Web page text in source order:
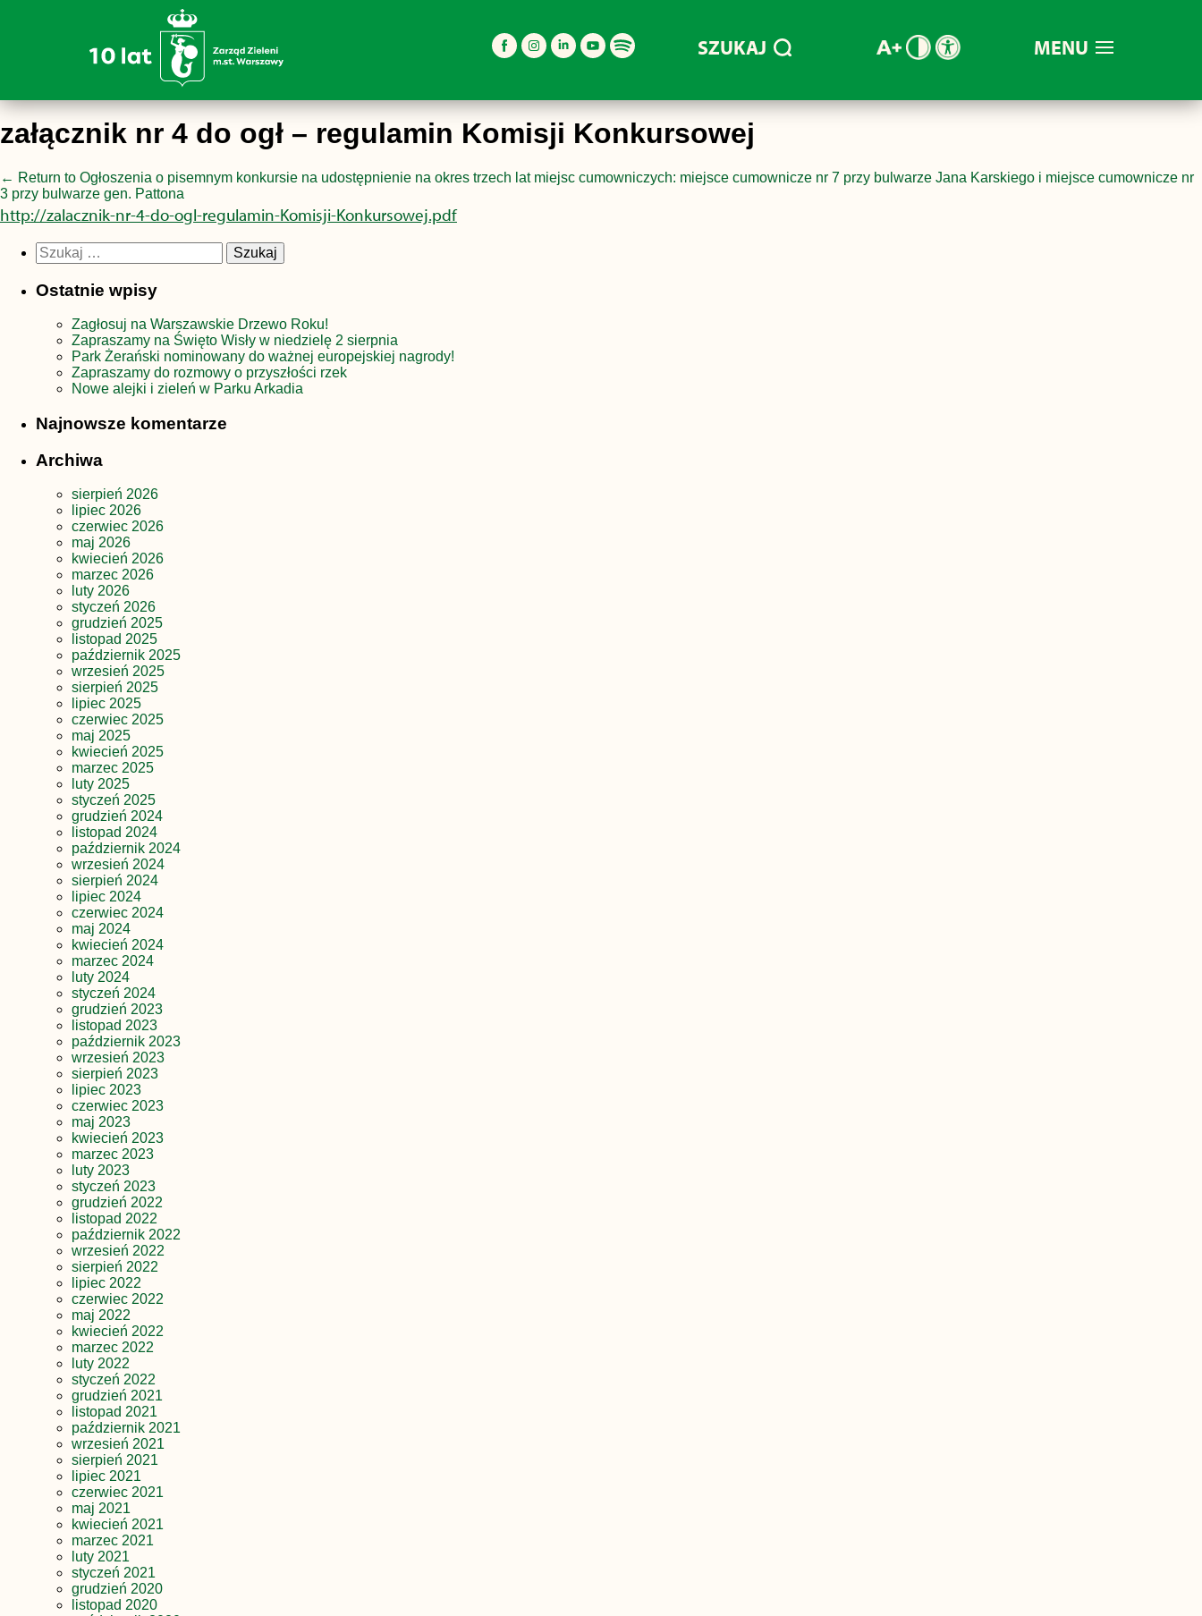
MENU
SZUKAJ
załącznik nr 4 do ogł – regulamin Komisji Konkursowej
← Return to Ogłoszenia o pisemnym konkursie na udostępnienie na okres trzech lat miejsc cumowniczych: miejsce cumownicze nr 7 przy bulwarze Jana Karskiego i miejsce cumownicze nr
3 przy bulwarze gen. Pattona
http://zalacznik-nr-4-do-ogl-regulamin-Komisji-Konkursowej.pdf
Szukaj:
Ostatnie wpisy
Zagłosuj na Warszawskie Drzewo Roku!
Zapraszamy na Święto Wisły w niedzielę 2 sierpnia
Park Żerański nominowany do ważnej europejskiej nagrody!
Zapraszamy do rozmowy o przyszłości rzek
Nowe alejki i zieleń w Parku Arkadia
Najnowsze komentarze
Archiwa
sierpień 2026
lipiec 2026
czerwiec 2026
maj 2026
kwiecień 2026
marzec 2026
luty 2026
styczeń 2026
grudzień 2025
listopad 2025
październik 2025
wrzesień 2025
sierpień 2025
lipiec 2025
czerwiec 2025
maj 2025
kwiecień 2025
marzec 2025
luty 2025
styczeń 2025
grudzień 2024
listopad 2024
październik 2024
wrzesień 2024
sierpień 2024
lipiec 2024
czerwiec 2024
maj 2024
kwiecień 2024
marzec 2024
luty 2024
styczeń 2024
grudzień 2023
listopad 2023
październik 2023
wrzesień 2023
sierpień 2023
lipiec 2023
czerwiec 2023
maj 2023
kwiecień 2023
marzec 2023
luty 2023
styczeń 2023
grudzień 2022
listopad 2022
październik 2022
wrzesień 2022
sierpień 2022
lipiec 2022
czerwiec 2022
maj 2022
kwiecień 2022
marzec 2022
luty 2022
styczeń 2022
grudzień 2021
listopad 2021
październik 2021
wrzesień 2021
sierpień 2021
lipiec 2021
czerwiec 2021
maj 2021
kwiecień 2021
marzec 2021
luty 2021
styczeń 2021
grudzień 2020
listopad 2020